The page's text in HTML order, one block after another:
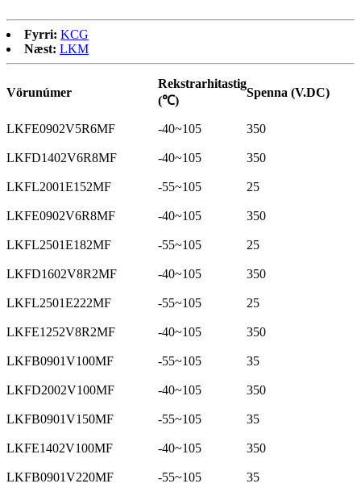
Fyrri: KCG
Næst: LKM
Vörunúmer
Rekstrarhitastig
(℃)
Spenna (V.DC)
LKFE0902V5R6MF -40~105 350
LKFD1402V6R8MF -40~105 350
LKFL2001E152MF -55~105 25
LKFE0902V6R8MF -40~105 350
LKFL2501E182MF -55~105 25
LKFD1602V8R2MF -40~105 350
LKFL2501E222MF -55~105 25
LKFE1252V8R2MF -40~105 350
LKFB0901V100MF -55~105 35
LKFD2002V100MF -40~105 350
LKFB0901V150MF -55~105 35
LKFE1402V100MF -40~105 350
LKFB0901V220MF -55~105 35